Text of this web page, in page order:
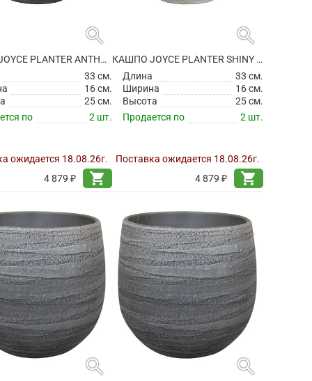
search
КАШПО JOYCE PLANTER ANTHRACITE
33 см.
16 см.
25 см.
по
2 шт.
ожидается 18.08.26г.
4 879 ₽
shopping_cart
search
КАШПО JOYCE PLANTER SHINY OLIVE
Длина
33 см.
Ширина
16 см.
Высота
25 см.
Продается по
2 шт.
Поставка ожидается 18.08.26г.
4 879 ₽
shopping_cart
search search